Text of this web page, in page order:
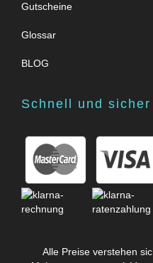
Gutscheine
Glossar
BLOG
Schnell und
Alle Preise verstehen